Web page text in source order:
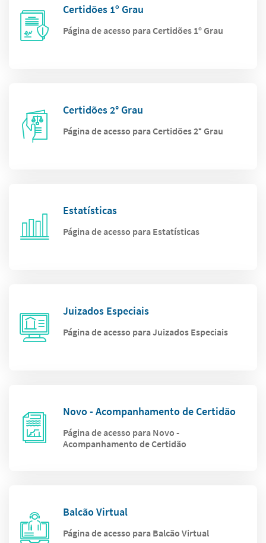
Certidões 1º Grau
Página de acesso para Certidões 1º Grau
Certidões 2° Grau
Página de acesso para Certidões 2° Grau
Estatísticas
Página de acesso para Estatísticas
Juizados Especiais
Página de acesso para Juizados Especiais
Novo - Acompanhamento de Certidão
Página de acesso para Novo -
Acompanhamento de Certidão
Balcão Virtual
Página de acesso para Balcão Virtual